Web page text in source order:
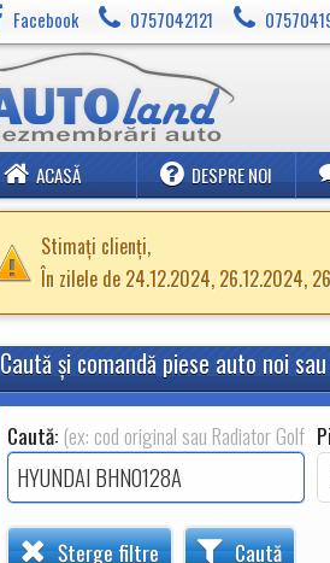
Facebook 0757042121
ACASĂ DESPRE NOI
Stimați clienți,
În zilele de 24.12.2024, 26.12.2024,
Caută şi comandă piese auto noi
Caută: (ex: cod original sau Radiator Golf
Șterge filtre
Caută